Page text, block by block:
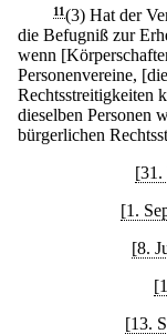
11 (3) Hat der
die Befugniß zur
wenn
Personenvereine,
Rechtsstreitigkeiten
dieselben Personen
bürgerlichen
[31.
[1.
[8.
[13.